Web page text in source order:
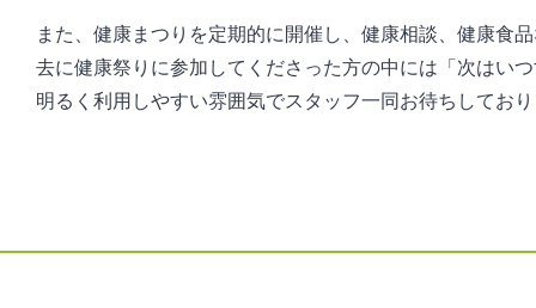
また、健康まつりを定期的に開催し、健康相談、健康食
去に健康祭りに参加してくださった方の中には「次はい
明るく利用しやすい雰囲気でスタッフ一同お待ちしてお